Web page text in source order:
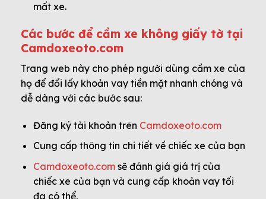
mất xe.
Các bước để cầm xe không giấy tờ tại
Camdoxeoto.com
Trang web này cho phép người dùng cầm xe của
họ để đổi lấy khoản vay tiền mặt nhanh chóng và
dễ dàng với các bước sau:
Đăng ký tài khoản trên Camdoxeoto.com
Cung cấp thông tin chi tiết về chiếc xe của bạn
Camdoxeoto.comsẽ đánh giá giá trị của
chiếc xe của bạn và cung cấp khoản vay tối
đa có thể.